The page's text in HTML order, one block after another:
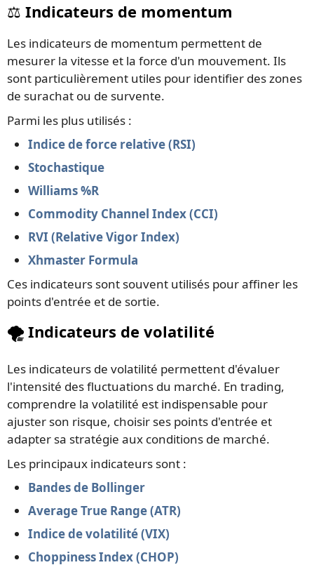
⚖️ Indicateurs de momentum
Les indicateurs de momentum permettent de
mesurer la vitesse et la force d'un mouvement. Ils
sont particulièrement utiles pour identifier des zones
de surachat ou de survente.
Parmi les plus utilisés :
Indice de force relative (RSI)
Stochastique
Williams %R
Commodity Channel Index (CCI)
RVI (Relative Vigor Index)
Xhmaster Formula
Ces indicateurs sont souvent utilisés pour affiner les
points d'entrée et de sortie.
🌪️ Indicateurs de volatilité
Les indicateurs de volatilité permettent d'évaluer
l'intensité des fluctuations du marché. En trading,
comprendre la volatilité est indispensable pour
ajuster son risque, choisir ses points d'entrée et
adapter sa stratégie aux conditions de marché.
Les principaux indicateurs sont :
Bandes de Bollinger
Average True Range (ATR)
Indice de volatilité (VIX)
Choppiness Index (CHOP)